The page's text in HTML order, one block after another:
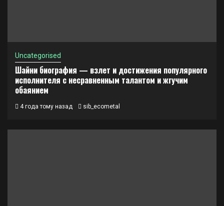
Uncategorised
Шайни биография — взлет и достижения популярного
исполнителя с несравненным талантом и жгучим
обаянием
4 года тому назад sib_ecometal